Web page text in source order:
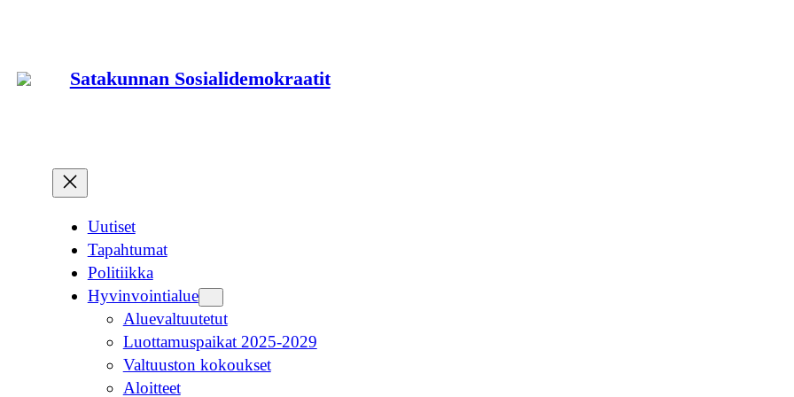
Satakunnan Sosialidemokraatit
Uutiset
Tapahtumat
Politiikka
Hyvinvointialue
Aluevaltuutetut
Luottamuspaikat 2025-2029
Valtuuston kokoukset
Aloitteet